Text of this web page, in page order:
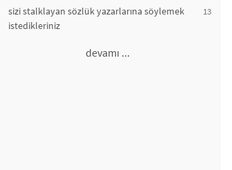
sizi stalklayan sözlük yazarlarına söylemek
istedikleriniz
13
devamı ...